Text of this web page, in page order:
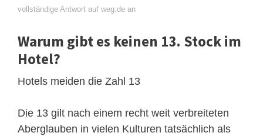
vollständige Antwort auf weg.de an
Warum gibt es keinen 13. Stock im
Hotel?
Hotels meiden die Zahl 13
Die 13 gilt nach einem recht weit verbreiteten
Aberglauben in vielen Kulturen tatsächlich als